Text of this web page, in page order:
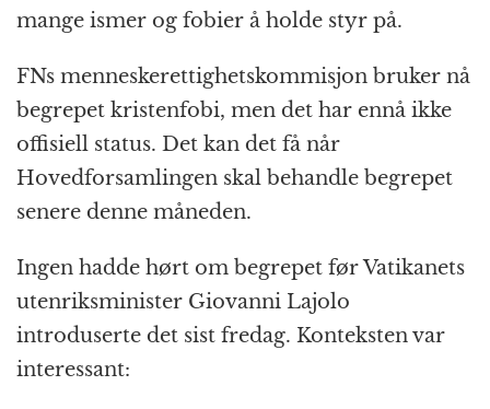
mange ismer og fobier å holde styr på.
FNs menneskerettighetskommisjon bruker nå
begrepet kristenfobi, men det har ennå ikke
offisiell status. Det kan det få når
Hovedforsamlingen skal behandle begrepet
senere denne måneden.
Ingen hadde hørt om begrepet før Vatikanets
utenriksminister Giovanni Lajolo
introduserte det sist fredag. Konteksten var
interessant: